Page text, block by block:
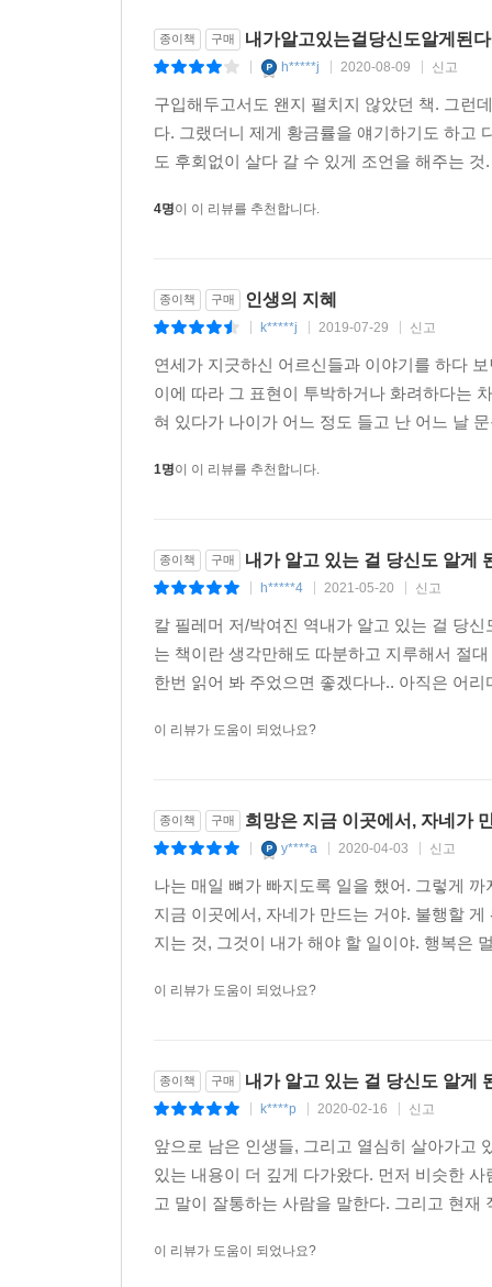
종이책 구매 내가알고있는걸당신도알게된
h*****j 2020-08-09 신고
구입해두고서도 왠지 펼치지 않았던 책. 그런
다. 그랬더니 제게 황금률을 얘기하기도 하고
도 후회없이 살다 갈 수 있게 조언을 해주는
4명이 이 리뷰를 추천합니다.
종이책 구매 인생의 지혜
k*****j 2019-07-29 신고
연세가 지긋하신 어르신들과 이야기를 하다
이에 따라 그 표현이 투박하거나 화려하다는
혀 있다가 나이가 어느 정도 들고 난 어느 날
1명이 이 리뷰를 추천합니다.
종이책 구매 내가 알고 있는 걸 당신도 알게
h*****4 2021-05-20 신고
칼 필레머 저/박여진 역내가 알고 있는 걸 당
는 책이란 생각만해도 따분하고 지루해서 절
한번 읽어 봐 주었으면 좋겠다나.. 아직은 어
이 리뷰가 도움이 되었나요?
종이책 구매 희망은 지금 이곳에서, 자네가
y****a 2020-04-03 신고
나는 매일 뼈가 빠지도록 일을 했어. 그렇게
지금 이곳에서, 자네가 만드는 거야. 불행할
지는 것, 그것이 내가 해야 할 일이야. 행복은
이 리뷰가 도움이 되었나요?
종이책 구매 내가 알고 있는 걸 당신도 알게
k****p 2020-02-16 신고
앞으로 남은 인생들, 그리고 열심히 살아가고
있는 내용이 더 깊게 다가왔다. 먼저 비슷한
고 말이 잘통하는 사람을 말한다. 그리고 현
이 리뷰가 도움이 되었나요?